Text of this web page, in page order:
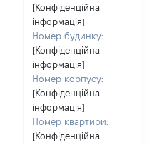
[Конфіденційна
інформація]
Номер будинку:
[Конфіденційна
інформація]
Номер корпусу:
[Конфіденційна
інформація]
Номер квартири:
[Конфіденційна